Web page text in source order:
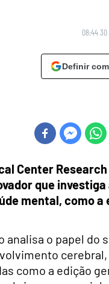
08:44
Definir
Center
que
mental, como a
analisa o papel do
como a edição